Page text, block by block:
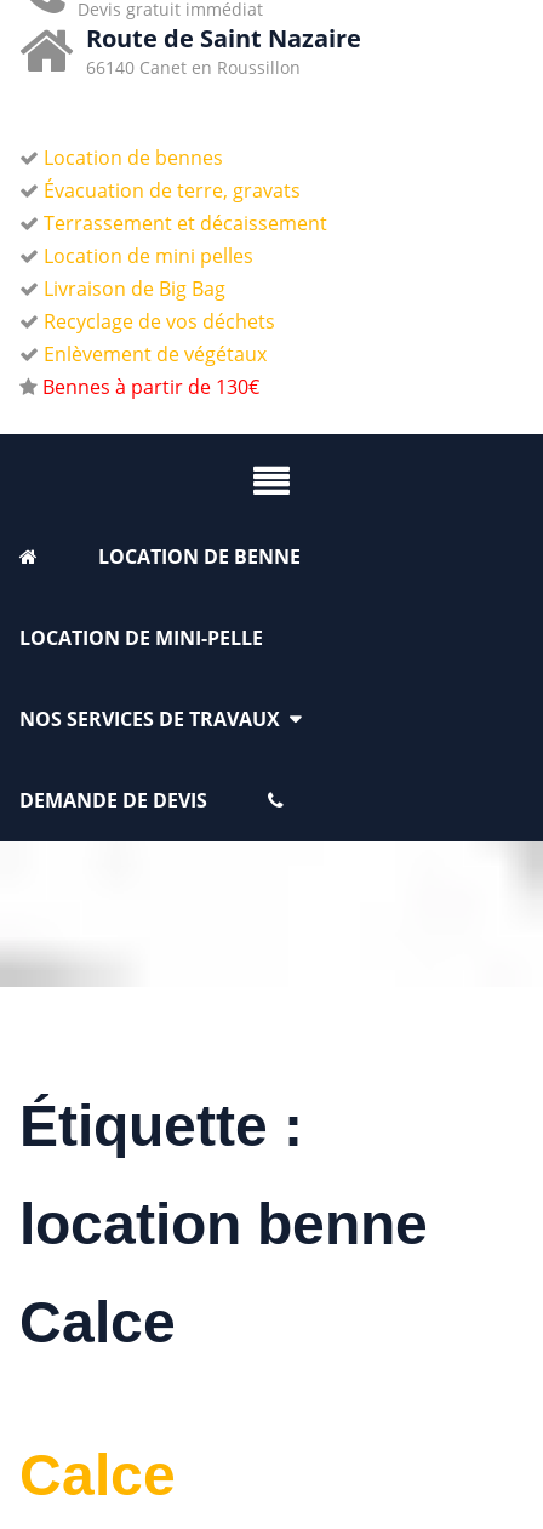
Devis gratuit immédiat
Route de Saint Nazaire
66140 Canet en Roussillon
Location de bennes
Évacuation de terre, gravats
Terrassement et décaissement
Location de mini pelles
Livraison de Big Bag
Recyclage de vos déchets
Enlèvement de végétaux
Bennes à partir de 130€
LOCATION DE BENNE
LOCATION DE MINI-PELLE
NOS SERVICES DE TRAVAUX
DEMANDE DE DEVIS
Étiquette :
location benne
Calce
Calce